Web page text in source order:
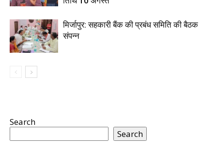
मिर्जापुर: सहकारी बैंक की प्रबंध समिति की बैठक
संपन्न
Search
Search